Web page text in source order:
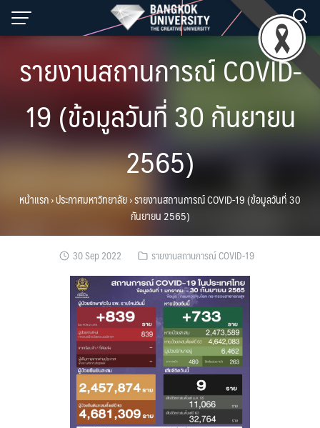
Skip
รายงานสถานการณ์ COVID-
19 (ข้อมูลวันที่ 30 กันยายน
2565)
หน้าแรก›ประกาศมหาวิทยาลัย›รายงานสถานการณ์ COVID-19 (ข้อมูลวันที่ 30
กันยายน 2565)
30 Sep 2022 รายงานสถานการณ์ COVID-19